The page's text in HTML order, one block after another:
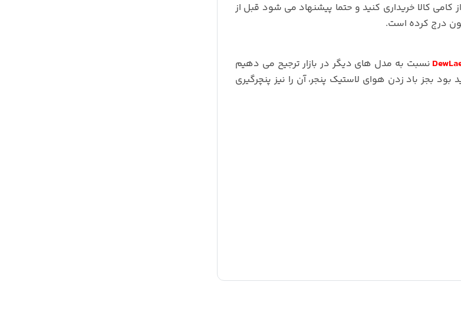
از کامی کالا خریداری کنید و حتما پیشنهاد می شود قبل از
درج کرده است.
نسبت به مدل های دیگر در بازار ترجیح می دهیم
بجز باد زدن هوای لاستیک پنجر، آن را نیز پنچرگیری